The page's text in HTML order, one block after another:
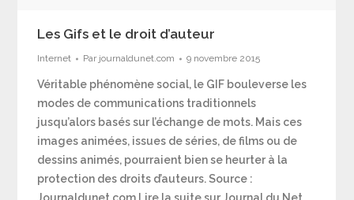
Les Gifs et le droit d’auteur
Internet Par journaldunet.com 9 novembre 2015
Véritable phénomène social, le GIF bouleverse les
modes de communications traditionnels
jusqu’alors basés sur l’échange de mots. Mais ces
images animées, issues de séries, de films ou de
dessins animés, pourraient bien se heurter à la
protection des droits d’auteurs. Source :